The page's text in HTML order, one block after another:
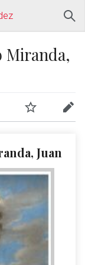
Miranda,
Juan